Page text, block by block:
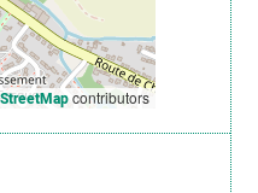
contributors